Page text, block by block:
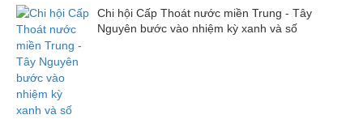
Chi hội Cấp Thoát nước miền Trung - Tây
Nguyên bước vào nhiệm kỳ xanh và số